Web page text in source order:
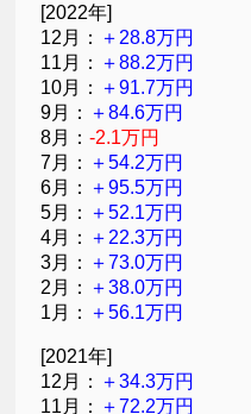
[2022年]
12月： ＋28.8万円
11月： ＋88.2万円
10月： ＋91.7万円
9月： ＋84.6万円
8月：-2.1万円
7月： ＋54.2万円
6月： ＋95.5万円
5月： ＋52.1万円
4月： ＋22.3万円
3月： ＋73.0万円
2月： ＋38.0万円
1月： ＋56.1万円
[2021年]
12月： ＋34.3万円
11月： ＋72.2万円